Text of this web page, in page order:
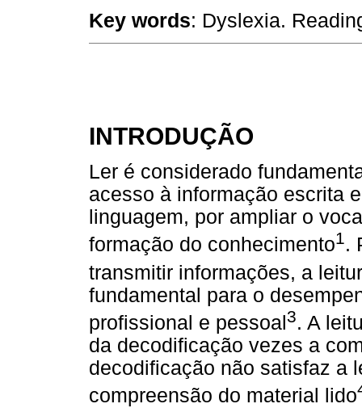
Key words: Dyslexia.
INTRODUÇÃO
Ler é considerado
acesso à informação escrita
linguagem, por ampliar o
formação do conhecimento1.
transmitir informações, a
fundamental para o
profissional e pessoal3. A
da decodificação vezes a
decodificação não satisfaz a
compreensão do material lido